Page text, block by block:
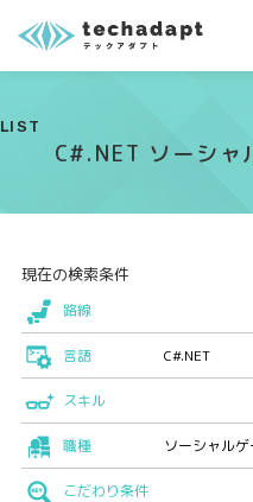
LIST
C#.NET ソーシャ
現在の検索条件
路線
言語 C#.NET
スキル
職種 ソーシャルゲ
こだわり条件